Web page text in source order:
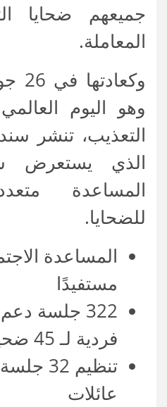
جميعهم ضحايا
المعاملة.
وهو اليوم
التعذيب، تنشر
الذي يستعرض
المساعدة
للضحايا.
مستفيدًا
322 جلسة
فردية لـ 45 ضحية.
تنظيم
عائلات